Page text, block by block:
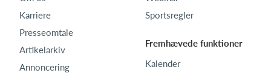
Karriere
Presseomtale
Artikelarkiv
Annoncering
Sportsregler
Fremhævede funktioner
Kalender